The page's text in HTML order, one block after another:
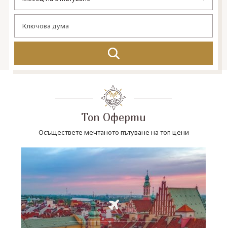
Топ Оферти
Осъществете мечтаното пътуване на топ цени